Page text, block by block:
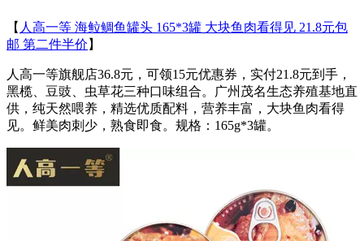
【 人高一等 海䲞鲷鱼罐头 165*3罐 大块鱼肉看得见 21.8元包
邮 第二件半价 】
人高一等旗舰店36.8元，可领15元优惠券，实付21.8元到手，
黑榄、豆豉、虫草花三种口味组合。广州茂名生态养殖基地直
供，纯天然喂养，精选优质配料，营养丰富，大块鱼肉看得
见。鲜美肉刺少，熟食即食。规格：165g*3罐。